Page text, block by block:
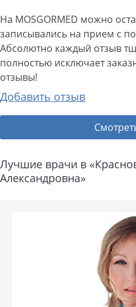
На MOSGORMED можно
записывались на прием с
Абсолютно каждый отзыв
полностью исключает
отзывы!
Добавить отзыв
Лучшие врачи в
Александровна»